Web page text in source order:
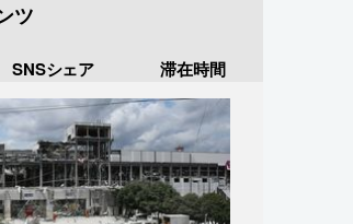
ツ
SNSシェア 滞在時間